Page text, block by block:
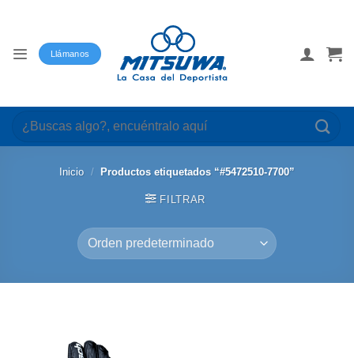
Llámanos
Buscar
por:
Inicio / Productos etiquetados “#5472510-7700”
FILTRAR